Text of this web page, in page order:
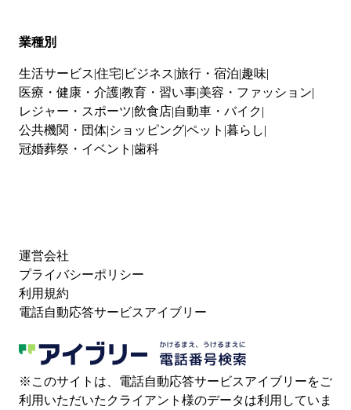
業種別
生活サービス 住宅 ビジネス 旅行・宿泊 趣味
医療・健康・介護教育・習い事 美容・ファッション
レジャー・スポーツ 飲食店 自動車・バイク
公共機関・団体 ショッピングペット 暮らし
冠婚葬祭・イベント 歯科
運営会社
プライバシーポリシー
利用規約
電話自動応答サービスアイブリー
※このサイトは、電話自動応答サービスアイブリーをご
利用いただいたクライアント様のデータは利用していま